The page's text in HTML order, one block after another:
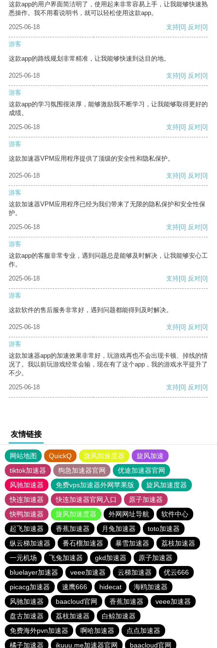
这款app的用户界面简洁明了，使用起来非常容易上手，让我能够快速熟
悉操作。我不用看说明书，就可以轻松使用这款app。
2025-06-18
支持[0] 反对[0]
游客
这款app的路线规划非常精准，让我能够快速到达目的地。
2025-06-18 支持[0] 反对[0]
游客
这款app的学习氛围很浓厚，能够激励我不断学习，让我能够取得更好的
成绩。
2025-06-18
支持[0] 反对[0]
游客
这款加速器VPM应用程序提供了顶级的安全性和隐私保护。
2025-06-18 支持[0] 反对[0]
游客
这款加速器VPM应用程序已经为我们带来了无限的隐私保护和安全性保
护。
2025-06-18
支持[0] 反对[0]
游客
这款app的客服非常专业，遇到问题总是能够及时解决，让我能够安心工
作。
2025-06-18
支持[0] 反对[0]
游客
这款软件的售后服务非常好，遇到问题都能得到及时解决。
2025-06-18 支持[0] 反对[0]
游客
这款加速器app的加速效果非常好，玩游戏再也不会出现卡顿、掉线的情
况了。我以前玩游戏经常会输，现在有了这个app，我的游戏水平提升了
不少。
2025-06-18
支持[0] 反对[0]
友情链接
网站地图 QuickQ 旋风加速度器
旋风加速
tiktok加速器
狗急加速器官网
优途加速器官网
风驰加速器
免费vps加速器外网苹果版
旋风加速度器
快连加速器
快连加速器官网入口
原子加速器
快鸭加速器
旋风加速度器 外网网址导航
软件中心
起飞加速器
香蕉加速器 月兔加速器
toto加速器
纵云梯加速器
番石榴加速器 暴雪加速器
荔枝加速器
一元机场
飞兔加速器 gkd加速器
原子加速器
bluelayer加速器
veee加速器 云梯加速器
优云666
picacg加速器
速鹰666 hidecat
海鸥加速器
风驰加速器
baacloud官网 香蕉加速器
veee加速器
盘古加速器
荔枝加速器
白鲸加速器
免费海外pvn加速器
啊哈加速器
点点加速器
橘子加速器
ikuuu.me加速器官网 baacloud官网